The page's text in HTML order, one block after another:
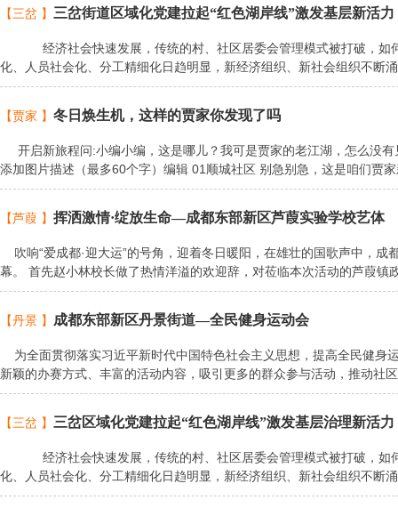
【三岔 】 三岔街道区域化党建拉起“红色湖岸线”激发基层新活力
经济社会快速发展，传统的村、社区居委会管理模式被打破，如何
化、人员社会化、分工精细化日趋明显，新经济组织、新社会组织不断
【贾家 】 冬日焕生机，这样的贾家你发现了吗
开启新旅程问:小编小编，这是哪儿？我可是贾家的老江湖，怎么没
添加图片描述（最多60个字）编辑 01顺城社区 别急别急，这是咱们贾
【芦葭 】 挥洒激情·绽放生命—成都东部新区芦葭实验学校艺体
吹响“爱成都·迎大运”的号角，迎着冬日暖阳，在雄壮的国歌声中，成
幕。 首先赵小林校长做了热情洋溢的欢迎辞，对莅临本次活动的芦葭镇
【丹景 】 成都东部新区丹景街道—全民健身运动会
为全面贯彻落实习近平新时代中国特色社会主义思想，提高全民健身
新颖的办赛方式、丰富的活动内容，吸引更多的群众参与活动，推动社
【三岔 】 三岔区域化党建拉起“红色湖岸线”激发基层治理新活力
经济社会快速发展，传统的村、社区居委会管理模式被打破，如何
化、人员社会化、分工精细化日趋明显，新经济组织、新社会组织不断